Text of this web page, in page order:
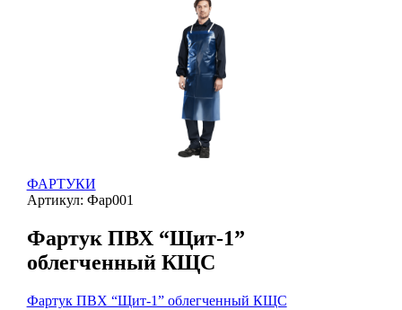
ФАРТУКИ
Артикул: Фар001
Фартук ПВХ “Щит-1”
облегченный КЩС
Фартук ПВХ “Щит-1” облегченный КЩС